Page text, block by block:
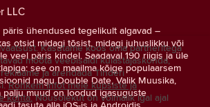
LLC
ühendused tegelikult algavad –
otsid midagi tõsist, midagi juhuslikku või
veel päris kindel. Saadaval 190 riigis ja üle
see on maailma kõige populaarsem
nagu Double Date, Valik Muusika,
palju muud on loodud igasuguste
Kasutame koos oma partneritega
mõõta veebisaidi külastajaskonda,
ja arendada Tinderi
Rohkem infot meie küpsiste ja
kohta.Nõusolekut on võimalik igal ajal